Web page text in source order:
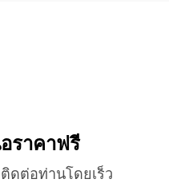
ราคาฟรี
ดต่อท่านโดยเร็ว